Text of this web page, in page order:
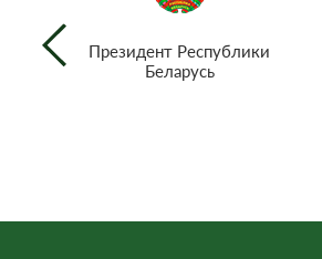
Президент Республики
Беларусь